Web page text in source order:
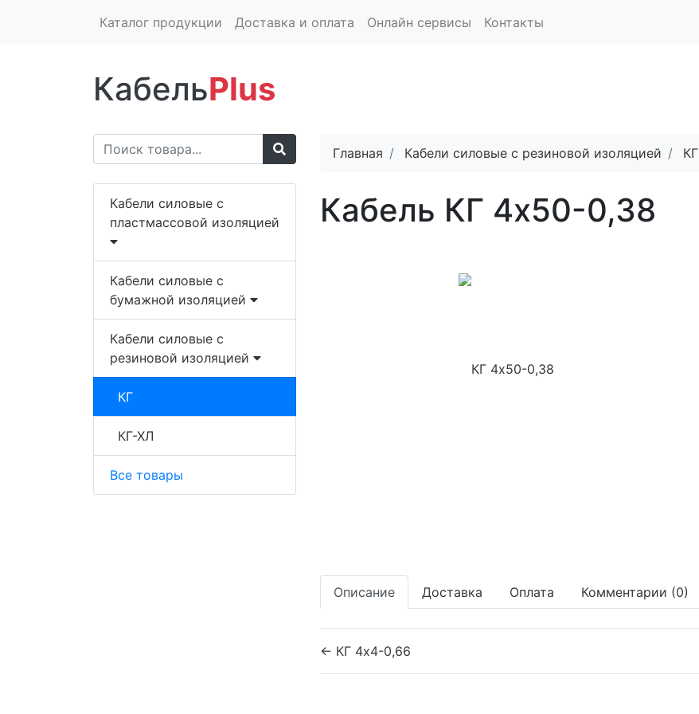
Каталог продукции Доставка и оплата Онлайн сервисы Контакты
КабельPlus
Кабели силовые с
пластмассовой изоляцией
Кабели силовые с
бумажной изоляцией
Кабели силовые с
резиновой изоляцией
КГ
КГ-ХЛ
Все товары
Главная Кабели силовые с резиновой изоляцией КГ
Кабель КГ 4х50-0,38
Описание Доставка Оплата Комментарии (0)
← КГ 4х4-0,66